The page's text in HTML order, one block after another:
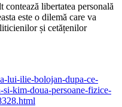
libertatea personală
este o dilemă care va
și cetățenilor
lui-ilie-bolojan-dupa-ce-
si-kim-doua-persoane-fizice-